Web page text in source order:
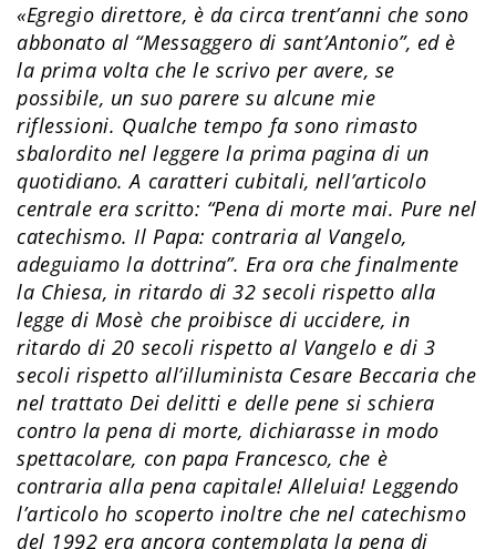
«Egregio direttore, è da circa trent’an­ni che sono
abbonato al “Messaggero di sant’Antonio”, ed è
la prima volta che le scrivo per avere, se
possibile, un suo parere su alcune mie
riflessioni. Qualche tempo fa sono rimasto
sbalordito nel leggere la prima pagina di un
quotidiano. A caratteri cubitali, nell’articolo
centrale era scritto: “Pena di morte mai. Pure nel
catechismo. Il Papa: contraria al Vangelo,
adeguiamo la dottrina”. Era ora che finalmente
la Chiesa, in ritardo di 32 secoli rispetto alla
legge di Mosè che proibisce di uccidere, in
ritardo di 20 secoli rispetto al Vangelo e di 3
secoli rispetto all’illuminista Cesare Beccaria che
nel trattato Dei delitti e delle pene si schiera
contro la pena di morte, dichiarasse in modo
spettacolare, con papa Francesco, che è
contraria alla pena capitale! Alleluia! Leggendo
l’articolo ho scoperto inoltre che nel catechismo
del 1992 era ancora contemplata la pena di